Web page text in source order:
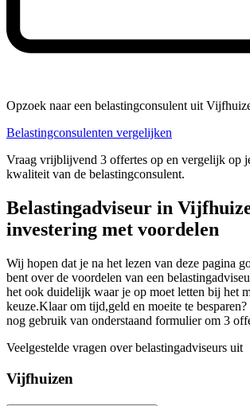
Opzoek naar een belastingconsulent uit
Belastingconsulenten vergelijken
Vraag vrijblijvend 3 offertes op en vergelijk op
kwaliteit van de belastingconsulent.
Belastingadviseur in
investering met voordelen
Wij hopen dat je na het lezen van deze pagina
bent over de voordelen van een
het ook duidelijk waar je op moet letten bij het
keuze.Klaar om tijd,geld en moeite te
nog gebruik van onderstaand formulier om 3
Veelgestelde vragen over belastingadviseurs uit
Vijfhuizen